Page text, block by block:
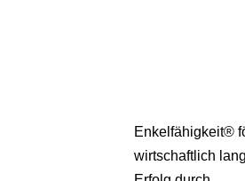
Enkelfähigkeit®
wirtschaftlich